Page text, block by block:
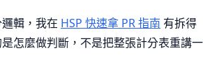
輯，我在 HSP 快速拿 PR 指南 有拆得
怎麼做判斷，不是把整張計分表重講一